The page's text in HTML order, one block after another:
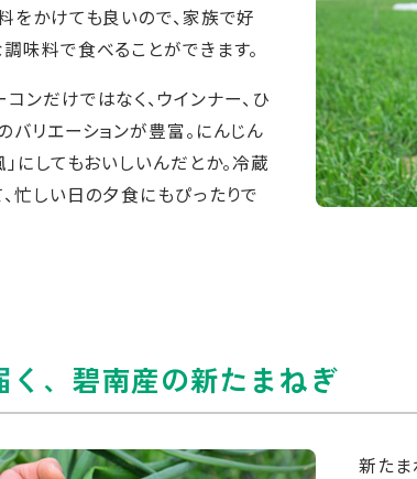
をかけても良いので、家族で好
味料で食べることができます。
ンだけではなく、ウインナー、ひ
バリエーションが豊富。にんじん
にしてもおいしいんだとか。冷蔵
忙しい日の夕食にもぴったりで
く、碧南産の新たまねぎ
新たま